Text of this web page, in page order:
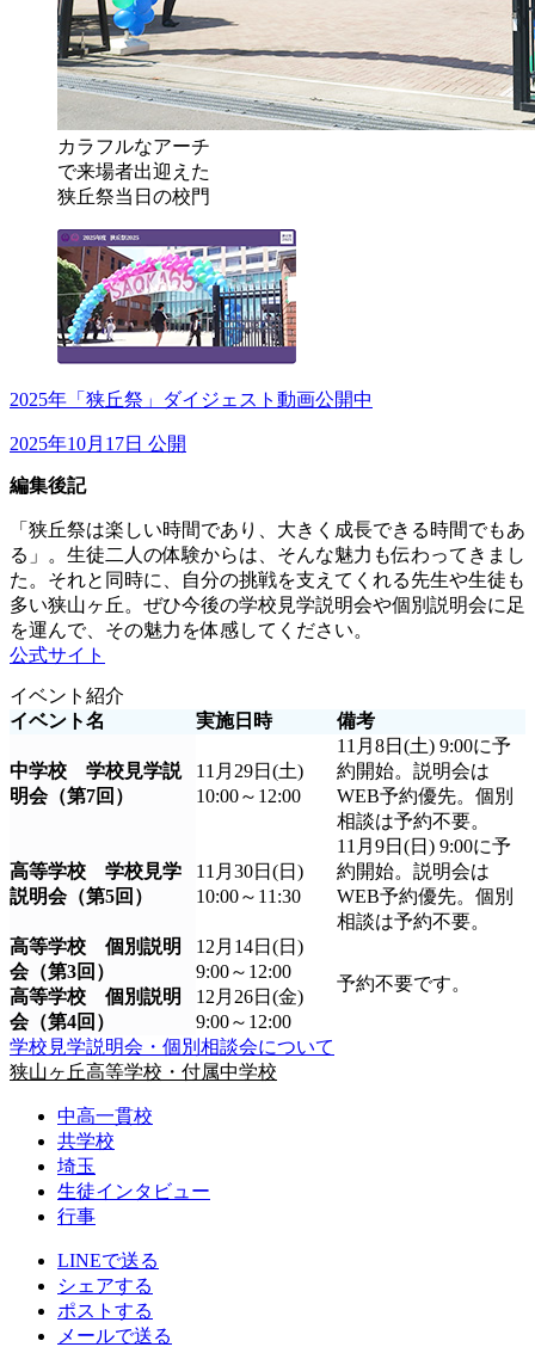
カラフルなアーチ
で来場者出迎えた
狭丘祭当日の校門
2025年「狭丘祭」ダイジェスト動画公開中
2025年10月17日 公開
編集後記
「狭丘祭は楽しい時間であり、大きく成長できる時間でもあ
る」。生徒二人の体験からは、そんな魅力も伝わってきまし
た。それと同時に、自分の挑戦を支えてくれる先生や生徒も
多い狭山ヶ丘。ぜひ今後の学校見学説明会や個別説明会に足
を運んで、その魅力を体感してください。
公式サイト
イベント紹介
イベント名
実施日時 備考
中学校 学校見学説
明会（第7回）
11月29日(土)
10:00～12:00
11月8日(土) 9:00に予
約開始。説明会は
WEB予約優先。個別
相談は予約不要。
高等学校 学校見学
説明会（第5回）
11月30日(日)
10:00～11:30
11月9日(日) 9:00に予
約開始。説明会は
WEB予約優先。個別
相談は予約不要。
高等学校 個別説明
会（第3回）
12月14日(日)
9:00～12:00
予約不要です。
高等学校 個別説明
会（第4回）
12月26日(金)
9:00～12:00
学校見学説明会・個別相談会について
狭山ヶ丘高等学校・付属中学校
中高一貫校
共学校
埼玉
生徒インタビュー
行事
LINEで送る
シェアする
ポストする
メールで送る